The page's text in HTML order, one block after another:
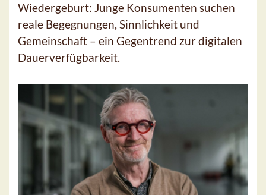
Wiedergeburt: Junge Konsumenten suchen
reale Begegnungen, Sinnlichkeit und
Gemeinschaft – ein Gegentrend zur digitalen
Dauerverfügbarkeit.